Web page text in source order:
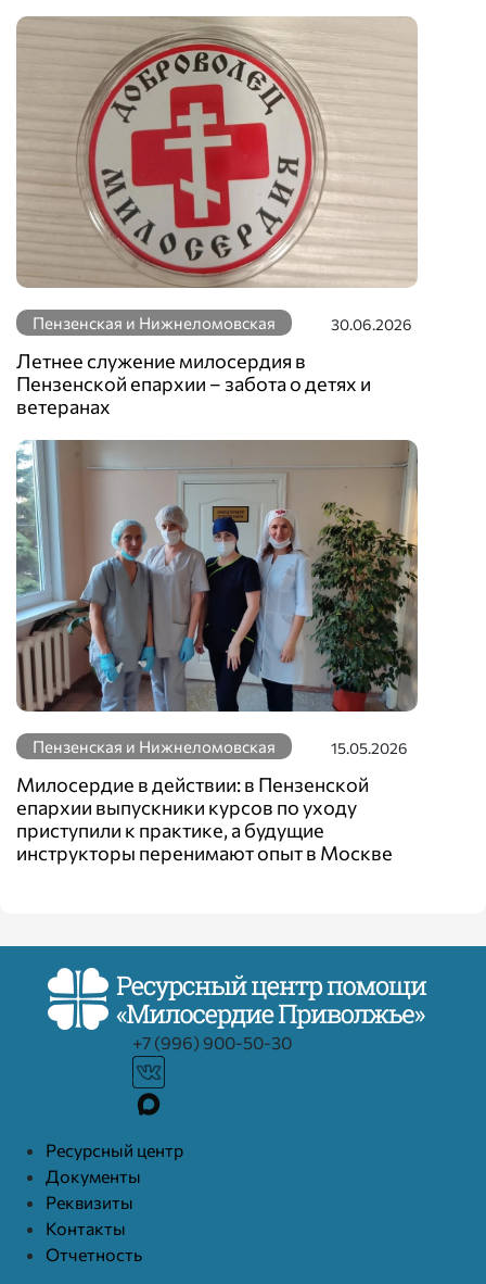
Пензенская и Нижнеломовская 30.06.2026
Летнее служение милосердия в
Пензенской епархии – забота о детях и
ветеранах
Пензенская и Нижнеломовская 15.05.2026
Милосердие в действии: в Пензенской
епархии выпускники курсов по уходу
приступили к практике, а будущие
инструкторы перенимают опыт в Москве
+7 (996) 900-50-30
Ресурcный центр
Документы
Реквизиты
Контакты
Отчетность